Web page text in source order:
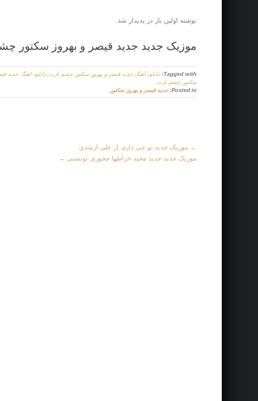
نوشته اولین بار در پدیدار شد.
موزیک جدید جديد قیصر و بهروز سکتور
Tagged with: دانلود آهنگ جديد قیصر و بهروز سکتور چشم نازت دانلود اهنگ جديد
سکتور چشم نازت
Posted in: جديد قیصر و بهروز سکتور
More
Articles
← موزیک جدید تو چی داری از علی ارشدی
موزیک جدید جديد مجید خراطها چجوری تونستی →